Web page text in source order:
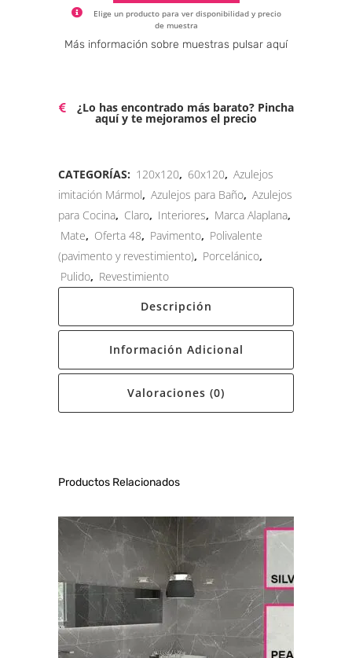
Elige un producto para ver disponibilidad y precio
de muestra
Alternative:
Más información sobre muestras pulsar aquí
¿Lo has encontrado más barato? Pincha
aquí y te mejoramos el precio
CATEGORÍAS: 120x120, 60x120, Azulejos
imitación Mármol, Azulejos para Baño, Azulejos
para Cocina, Claro, Interiores, Marca Alaplana,
Mate, Oferta 48, Pavimento, Polivalente
(pavimento y revestimiento), Porcelánico,
Pulido, Revestimiento
Descripción
Información Adicional
Valoraciones (0)
Productos Relacionados